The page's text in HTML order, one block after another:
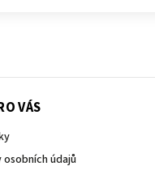
VÁS
údajů